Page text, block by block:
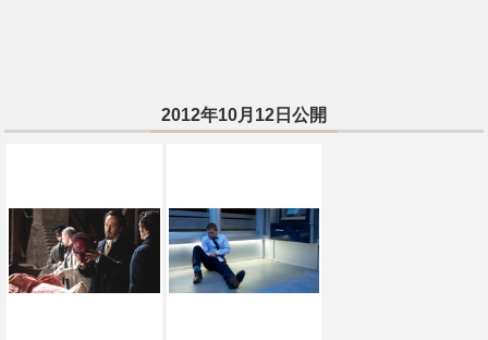
2012年10月12日公開